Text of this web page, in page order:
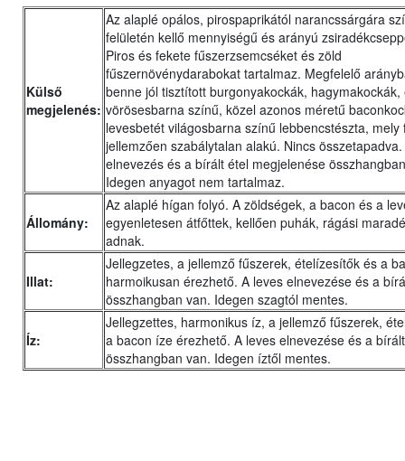
Külső
megjelenés:
Az alaplé opálos, pirospaprikától narancssárgára
felületén kellő mennyiségű és arányú
Piros és fekete fűszerzsemcséket és zöld
fűszernövénydarabokat tartalmaz. Megfelelő
benne jól tisztított burgonyakockák, hagymakockák,
vörösesbarna színű, közel azonos méretű
levesbetét világosbarna színű lebbencstészta, mely
jellemzően szabálytalan alakú. Nincs
elnevezés és a bírált étel megjelenése
Idegen anyagot nem tartalmaz.
Állomány:
Az alaplé hígan folyó. A zöldségek, a bacon és a
egyenletesen átfőttek, kellően puhák, rágási
adnak.
Illat:
Jellegzetes, a jellemző fűszerek, ételízesítők és a
harmoikusan érezhető. A leves elnevezése és a
összhangban van. Idegen szagtól mentes.
Íz:
Jellegzettes, harmonikus íz, a jellemző fűszerek,
a bacon íze érezhető. A leves elnevezése és a
összhangban van. Idegen íztől mentes.